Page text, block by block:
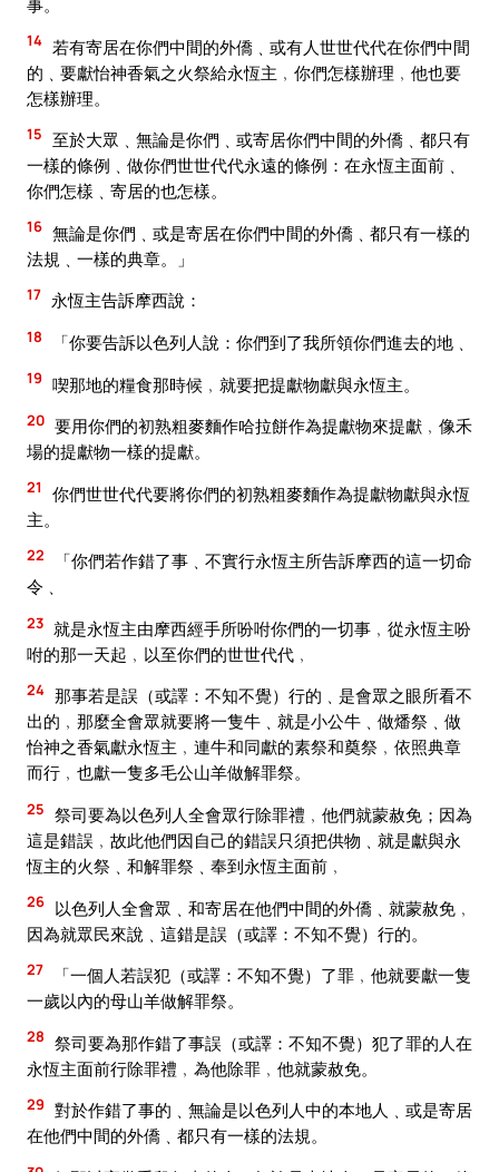
事。
14 若有寄居在你們中間的外僑﹑或有人世世代代在你們中間
的﹑要獻怡神香氣之火祭給永恆主﹐你們怎樣辦理﹐他也要
怎樣辦理。
15 至於大眾﹑無論是你們﹑或寄居你們中間的外僑﹑都只有
一樣的條例﹑做你們世世代代永遠的條例：在永恆主面前﹑
你們怎樣﹑寄居的也怎樣。
16 無論是你們﹑或是寄居在你們中間的外僑﹑都只有一樣的
法規﹑一樣的典章。」
17 永恆主告訴摩西說：
18 「你要告訴以色列人說：你們到了我所領你們進去的地﹑
19 喫那地的糧食那時候﹐就要把提獻物獻與永恆主。
20 要用你們的初熟粗麥麵作哈拉餅作為提獻物來提獻﹐像禾
場的提獻物一樣的提獻。
21
你們世世代代要將你們的初熟粗麥麵作為提獻物獻與永恆
主。
22
「你們若作錯了事﹑不實行永恆主所告訴摩西的這一切命
令﹑
23 就是永恆主由摩西經手所吩咐你們的一切事﹐從永恆主吩
咐的那一天起﹐以至你們的世世代代﹐
24 那事若是誤（或譯：不知不覺）行的﹑是會眾之眼所看不
出的﹐那麼全會眾就要將一隻牛﹑就是小公牛﹑做燔祭﹑做
怡神之香氣獻永恆主﹐連牛和同獻的素祭和奠祭﹐依照典章
而行﹐也獻一隻多毛公山羊做解罪祭。
25 祭司要為以色列人全會眾行除罪禮﹐他們就蒙赦免；因為
這是錯誤﹐故此他們因自己的錯誤只須把供物﹑就是獻與永
恆主的火祭﹑和解罪祭﹑奉到永恆主面前﹐
26 以色列人全會眾﹑和寄居在他們中間的外僑﹑就蒙赦免﹐
因為就眾民來說﹑這錯是誤（或譯：不知不覺）行的。
27
「一個人若誤犯（或譯：不知不覺）了罪﹐他就要獻一隻
一歲以內的母山羊做解罪祭。
28 祭司要為那作錯了事誤（或譯：不知不覺）犯了罪的人在
永恆主面前行除罪禮﹐為他除罪﹐他就蒙赦免。
29 對於作錯了事的﹑無論是以色列人中的本地人﹑或是寄居
在他們中間的外僑﹑都只有一樣的法規。